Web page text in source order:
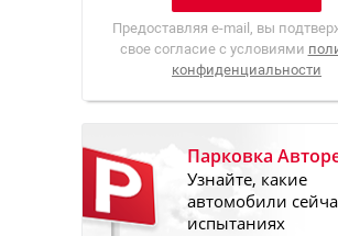
Предоставляя e-mail, вы
свое согласие с условиями
конфиденциальности
Парковка
Узнайте, какие
автомобили
испытаниях